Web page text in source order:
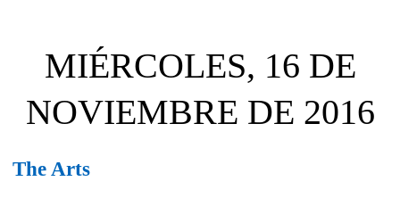
MIÉRCOLES, 16 DE
NOVIEMBRE DE 2016
The Arts